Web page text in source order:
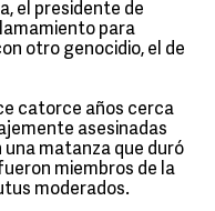
el presidente de
para
otro genocidio, el de
catorce años cerca
asesinadas
una matanza que duró
miembros de la
moderados.